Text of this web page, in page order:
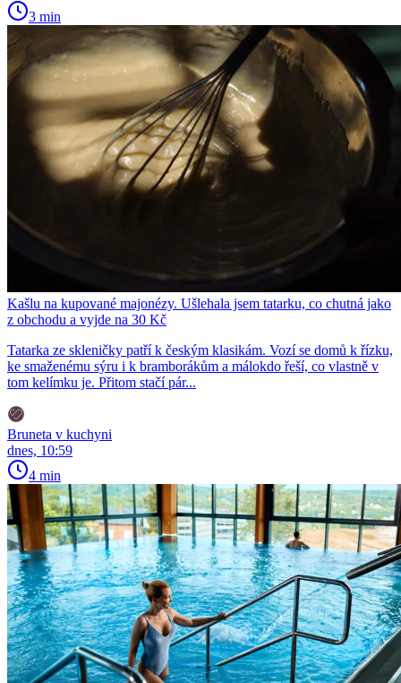
3 min
Kašlu na kupované majonézy. Ušlehala jsem tatarku, co chutná jako
z obchodu a vyjde na 30 Kč
Tatarka ze skleničky patří k českým klasikám. Vozí se domů k řízku,
ke smaženému sýru i k bramborákům a málokdo řeší, co vlastně v
tom kelímku je. Přitom stačí pár...
Bruneta v kuchyni
dnes, 10:59
4 min